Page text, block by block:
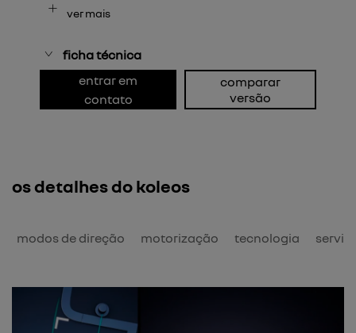
ver mais
ficha técnica
entrar em
contato
comparar
versão
os detalhes do koleos
modos de direção motorização tecnologia